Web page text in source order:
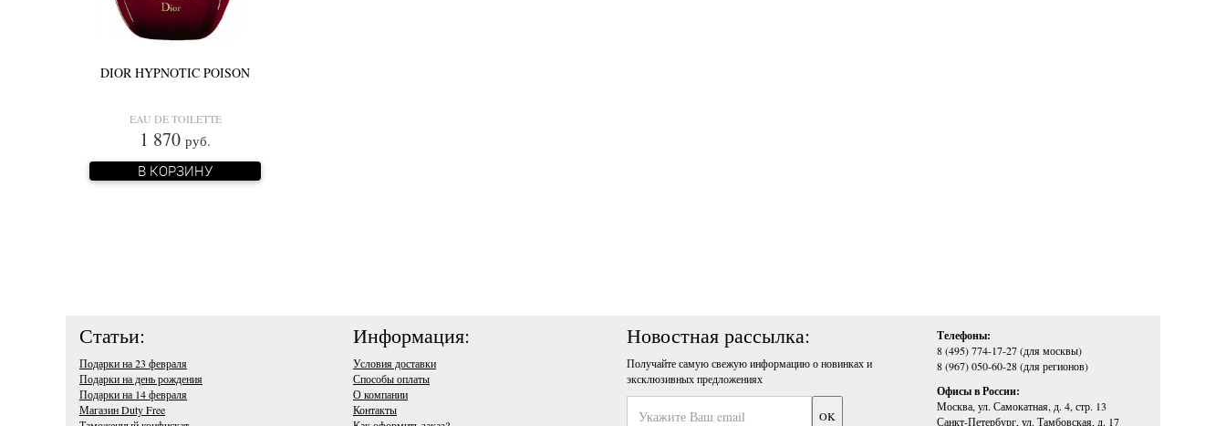
DIOR HYPNOTIC POISON
EAU DE TOILETTE
1 870 руб.
В КОРЗИНУ
Статьи:
Подарки на 23 февраля
Подарки на день рождения
Подарки на 14 февраля
Магазин Duty Free
Информация:
Условия доставки
Способы оплаты
О компании
Контакты
Новостная рассылка:
Получайте самую свежую информацию о новинках и
эксклюзивных предложениях
Телефоны:
8 (495) 774-17-27 (для москвы)
8 (967) 050-60-28 (для регионов)
Офисы в России:
Москва, ул. Самокатная, д. 4, стр. 13
Санкт-Петербург, ул. Тамбовская, д. 17